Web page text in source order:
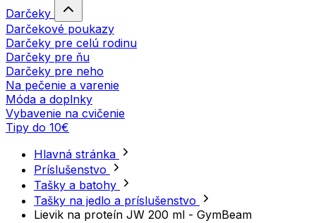
Darčeky
Darčekové poukazy
Darčeky pre celú rodinu
Darčeky pre ňu
Darčeky pre neho
Na pečenie a varenie
Móda a doplnky
Vybavenie na cvičenie
Tipy do 10€
Hlavná stránka
Príslušenstvo
Tašky a batohy
Tašky na jedlo a príslušenstvo
Lievik na proteín JW 200 ml - GymBeam